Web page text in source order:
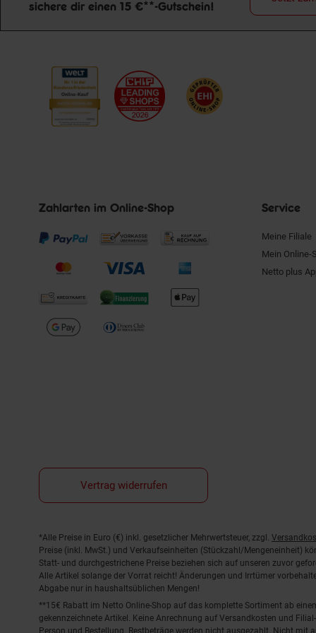
Newsletter Anmeldung
sichere dir einen 15 €**-Gutschein!
Zahlarten im Online-Shop Service
Meine Filiale
Mein Online-
Netto plus
Vertrag widerrufen
Fußnoten
*Alle Preise in Euro (€) inkl. gesetzlicher Mehrwertsteuer, zzgl.
Preise (inkl. MwSt.) und Verkaufseinheiten (Stückzahl/Mengeneinheit)
Statt- und durchgestrichene Preise beziehen sich auf unseren zuvor
Alle Artikel solange der Vorrat reicht! Änderungen und Irrtümer
Abgabe nur in haushaltsüblichen Mengen!
**15€ Rabatt im Netto Online-Shop auf das komplette Sortiment ab
gekennzeichnete Artikel. Keine Anrechnung auf Versandkosten und
Person und Bestellung. Restbeträge werden nicht ausgezahlt. Nicht mit